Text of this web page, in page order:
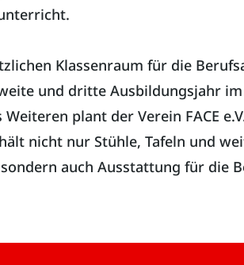
Klassenraum für die
und dritte Ausbildungsjahr
plant der Verein FACE
nicht nur Stühle, Tafeln und
auch Ausstattung für die